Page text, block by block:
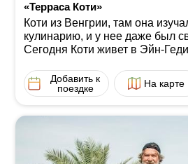
«Терраса Коти»
Коти из Венгрии, там она
кулинарию, и у нее даже был
Сегодня Коти живет в Эйн-
Добавить к
поездке
На карте